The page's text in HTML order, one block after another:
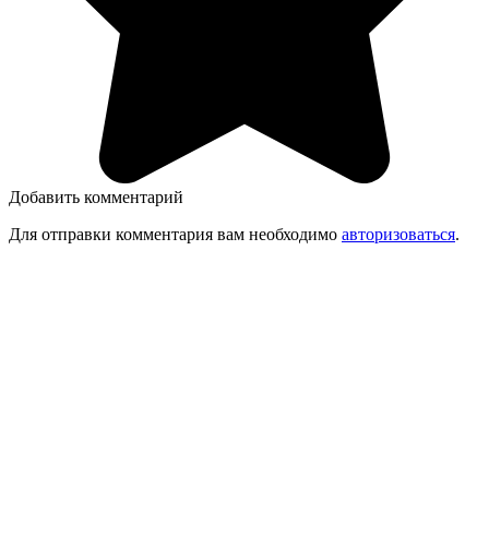
Добавить комментарий
Для отправки комментария вам необходимо авторизоваться.